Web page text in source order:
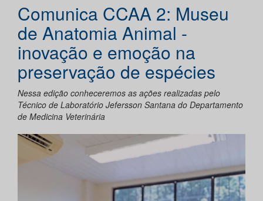
Comunica CCAA 2: Museu
de Anatomia Animal -
inovação e emoção na
preservação de espécies
Nessa edição conheceremos as ações realizadas pelo
Técnico de Laboratório Jefersson Santana do Departamento
de Medicina Veterinária